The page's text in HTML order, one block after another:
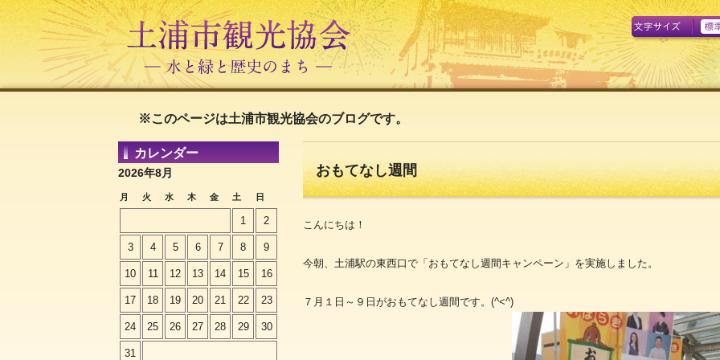
A
※このページは土浦市観光協会のブログです。
カレンダー
2026年8月
月 火 水 木 金 土 日
1 2
3 4 5 6 7 8 9
10 11 12 13 14 15 16
17 18 19 20 21 22 23
24 25 26 27 28 29 30
31
おもてなし週間
こんにちは！
今朝、土浦駅の東西口で「おもてなし週間キャンペーン」を実施しました。
７月１日～９日がおもてなし週間です。(^<^)